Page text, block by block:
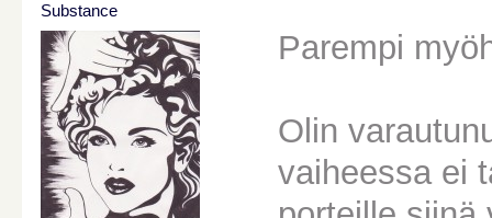
Substance
Parempi
Olin
vaiheessa ei